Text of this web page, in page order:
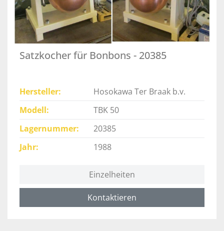
Satzkocher für Bonbons - 20385
Hersteller
Hosokawa Ter Braak b.v.
Modell
TBK 50
Lagernummer
20385
Jahr
1988
Einzelheiten
Kontaktieren